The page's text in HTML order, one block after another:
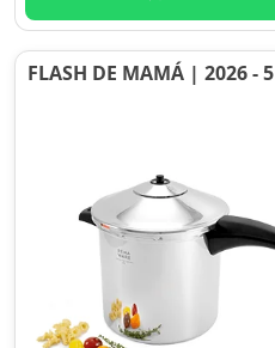
FLASH DE MAMÁ | 2026 - 5